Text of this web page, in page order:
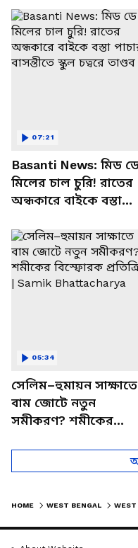
Basanti News: মিড
মিলের চাল চুরি! রাতের
অন্ধকারে বাইকে বস্তা
চত্বরে তাণ্ডব
07:21
সেলিম–হুমায়ন সাক্ষাতে
বাম জোটে নতুন
সমীকরণ? শমীকের
Samik Bhattacharya
05:34
HOME WEST BENGAL WEST